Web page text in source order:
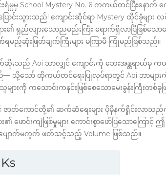
းရံမှုမှ School Mystery No. 6 ကကယ်တင်ပြီးနောက်
ောင်းသွားသည်! ကျောင်းဆိုင်ရာ Mystery ထိုင်ခုံများ လ
၏ ရှည်လျားသောညမည်းကြီး ရောက်ရှိလာပြီဖြစ်သောက
ရမည့်ဆုံးဖြတ်ချက်ကြီးများ မကြာမီ ကြုံမည်ဖြစ်သည်။
ဆိုးသည် Aoi သာလျှင် ကျောင်းကို ဘေးအန္တရာယ်မှ
သို့သော် ထိုကယ်တင်ရေးပြုလုပ်ရာတွင် Aoi ဘာများ
ားကို ကသောင်းကနင်းဖြစ်စေသောမေးခွန်းကြီးတစ်ခု
ာတ်ကောင်တို့၏ ဆက်ဆံရေးများ ပိုမိုနက်ရှိုင်းလာသည်ကို
၏ ဖောင်းကျဲဖြစ်မှုများ ကောင်းစွာဖော်ပြသောကြောင့်
ျောက်မကွက် ဖတ်သင့်သည့် Volume ဖြစ်သည်။
Ks